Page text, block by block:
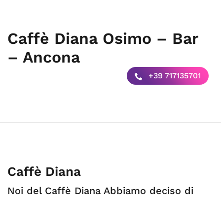
Caffè Diana Osimo – Bar
– Ancona
+39 717135701
Caffè Diana
Noi del Caffè Diana Abbiamo deciso di